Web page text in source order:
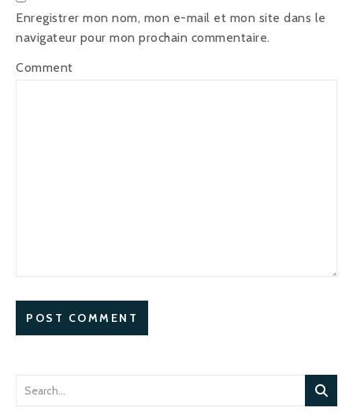
Enregistrer mon nom, mon e-mail et mon site dans le
navigateur pour mon prochain commentaire.
Comment